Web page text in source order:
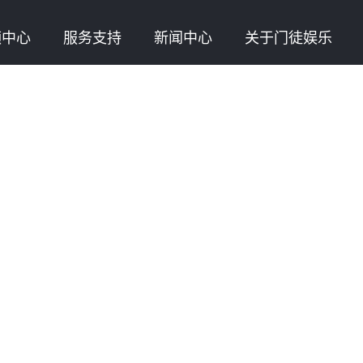
心 服务支持 新闻中心 关于门徒娱乐